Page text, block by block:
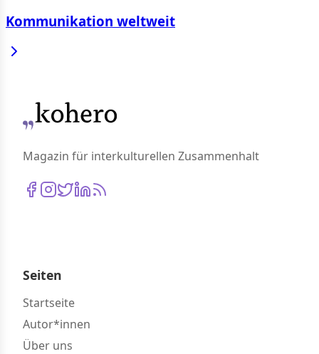
Kommunikation weltweit
Magazin für interkulturellen Zusammenhalt
Seiten
Startseite
Autor*innen
Über uns